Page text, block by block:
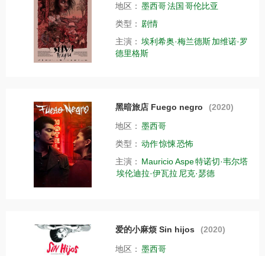
地区： 墨西哥法国哥伦比亚
类型： 剧情
主演： 埃利希奥·梅兰德斯加维诺·罗
德里格斯
黑暗旅店 Fuego negro (2020)
地区： 墨西哥
类型： 动作惊悚恐怖
主演： Mauricio Aspe特诺切·韦尔塔
埃伦迪拉·伊瓦拉 尼克·瑟德
爱的小麻烦 Sin hijos (2020)
地区： 墨西哥